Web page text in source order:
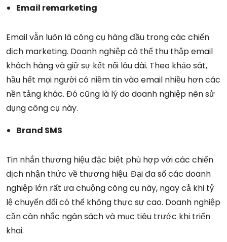
Email remarketing
Email vẫn luôn là công cụ hàng đầu trong các chiến
dịch marketing. Doanh nghiệp có thể thu thập email
khách hàng và giữ sự kết nối lâu dài. Theo khảo sát,
hầu hết mọi người có niềm tin vào email nhiều hơn các
nền tảng khác. Đó cũng là lý do doanh nghiệp nên sử
dụng công cụ này.
Brand SMS
Tin nhắn thương hiệu đặc biệt phù hợp với các chiến
dịch nhận thức về thương hiệu. Đại đa số các doanh
nghiệp lớn rất ưa chuộng công cụ này, ngay cả khi tỷ
lệ chuyển đổi có thể không thực sự cao. Doanh nghiệp
cần cân nhắc ngân sách và mục tiêu trước khi triển
khai.